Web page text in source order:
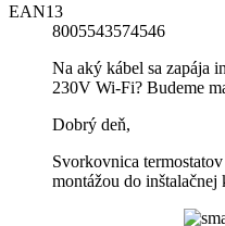
EAN13
8005543574546
Na aký kábel sa zapája
230V Wi-Fi? Budeme
Dobrý deň,
Svorkovnica
montážou do inštalačnej